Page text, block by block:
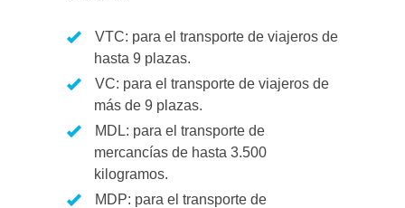
VTC: para el transporte de viajeros de
hasta 9 plazas.
VC: para el transporte de viajeros de
más de 9 plazas.
MDL: para el transporte de
mercancías de hasta 3.500
kilogramos.
MDP: para el transporte de